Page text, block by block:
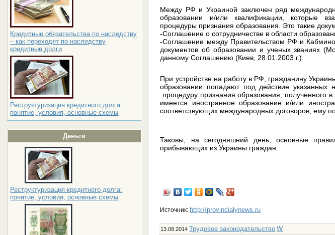
Кредитные обязательства по наследству
– как переходят по наследству
кредитные долги
Реструктуризация кредитного долга:
понятие, условия, основные схемы
Деньги
Реструктуризация кредитного долга:
понятие, условия, основные схемы
Между РФ и Украиной заключен ряд
образовании и/или квалификации, которые
процедуры признания образования. Это такие
-Соглашение о сотрудничестве в области
-Соглашение между Правительством РФ и
документов об образовании и ученых званиях
данному Соглашению (Киев, 28.01.2003 г.).
При устройстве на работу в РФ, гражданину
образовании попадают под действие указанных
процедуру признания образования, полученного в
имеется иностранное образование и/или
соответствующих международных договоров, ему
Таковы, на сегодняшний день, основные
прибывающих из Украины граждан.
Источник: http://provincialynews.ru
13.08.2014 Трудовое законодательство W